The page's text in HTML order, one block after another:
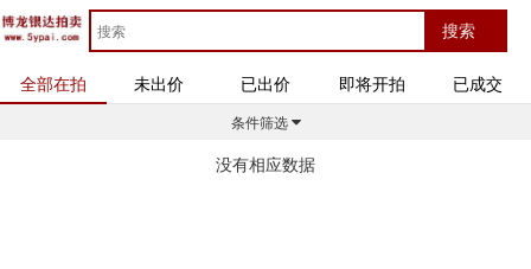
全部在拍 未出价 已出价 即将开拍 已成交
条件筛选
没有相应数据